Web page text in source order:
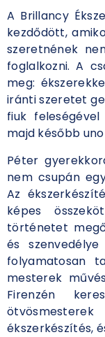
A Brillancy
kezdődött,
szeretnének
foglalkozni. A
meg:
iránti szeretet
fiuk
majd később
Péter
nem csupán
Az
képes
történetet
és
folyamatosan
mesterek
Firenzén
ékszerkészítés,